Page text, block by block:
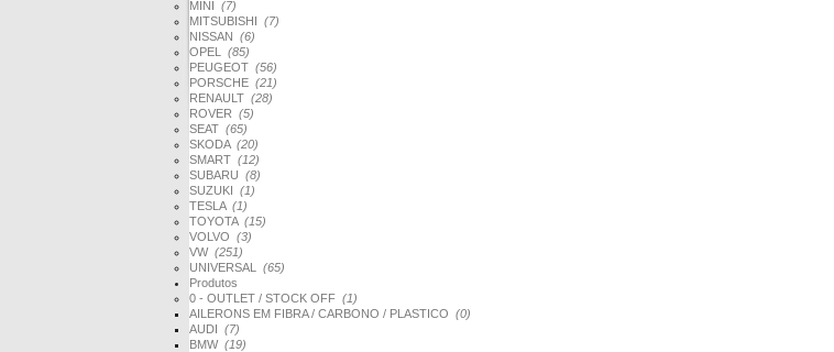
MINI (7)
MITSUBISHI (7)
NISSAN (6)
OPEL (85)
PEUGEOT (56)
PORSCHE (21)
RENAULT (28)
ROVER (5)
SEAT (65)
SKODA (20)
SMART (12)
SUBARU (8)
SUZUKI (1)
TESLA (1)
TOYOTA (15)
VOLVO (3)
VW (251)
UNIVERSAL (65)
Produtos
0 - OUTLET / STOCK OFF (1)
AILERONS EM FIBRA / CARBONO / PLASTICO (0)
AUDI (7)
BMW (19)